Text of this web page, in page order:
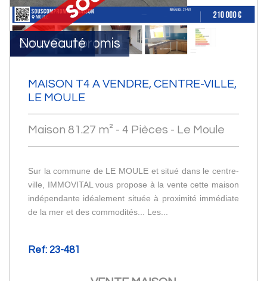
Sous Compromis
Nouveauté
MAISON T4 A VENDRE, CENTRE-VILLE,
LE MOULE
Maison 81.27 m² - 4 Pièces - Le Moule
Sur la commune de LE MOULE et situé dans le centre-
ville, IMMOVITAL vous propose à la vente cette maison
indépendante idéalement située à proximité immédiate
de la mer et des commodités... Les...
Ref: 23-481